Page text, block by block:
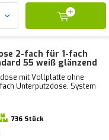
2-fach für 1-fach
55 weiß glänzend
mit Vollplatte ohne
Unterputzdose, System
736 Stück